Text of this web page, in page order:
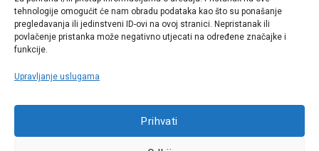
tehnologije omogućit će nam obradu podataka kao što su ponašanje
pregledavanja ili jedinstveni ID-ovi na ovoj stranici. Nepristanak ili
povlačenje pristanka može negativno utjecati na određene značajke i
funkcije.
Upravljanje uslugama
Prihvati
SUSTAV ISPUŠNIH PLINOVA
+38513030300